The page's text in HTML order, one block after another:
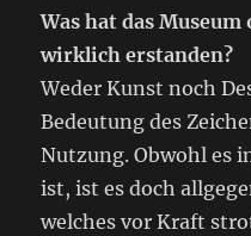
Was hat das
wirklich erstanden?
Weder Kunst noch
Bedeutung des
Nutzung. Obwohl es
ist, ist es doch
welches vor Kraft